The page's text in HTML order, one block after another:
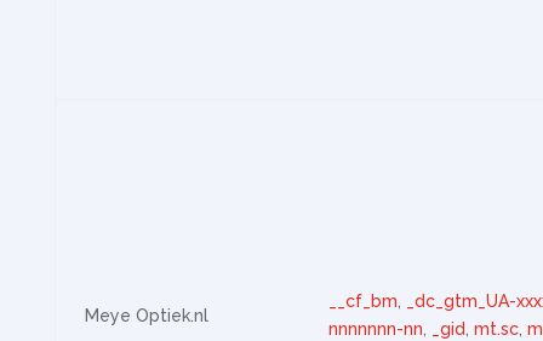
Meye Optiek.nl
__cf_bm
_dc_gtm_UA-
nnnnnnn-nn
_gid mt.sc,